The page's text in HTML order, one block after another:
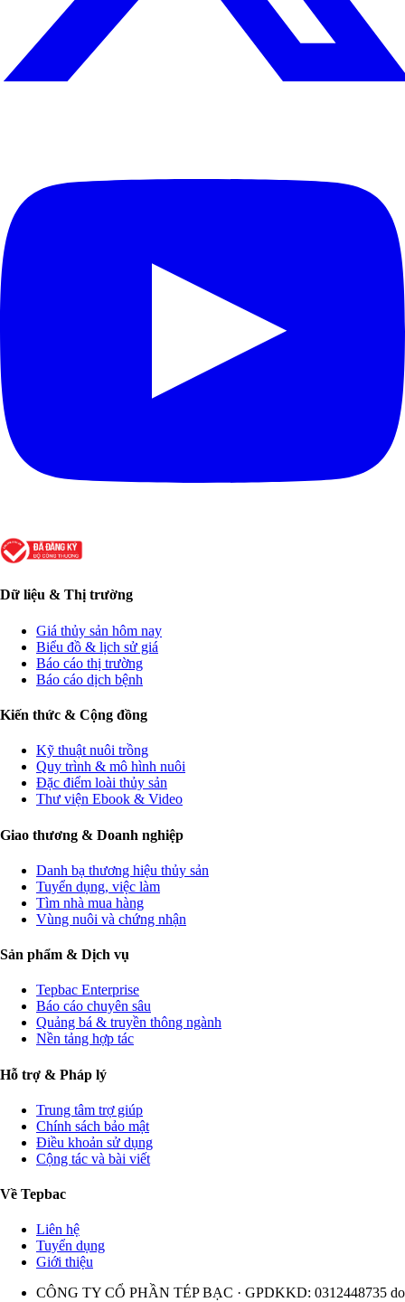
Dữ liệu & Thị trường
Giá thủy sản hôm nay
Biểu đồ & lịch sử giá
Báo cáo thị trường
Báo cáo dịch bệnh
Kiến thức & Cộng đồng
Kỹ thuật nuôi trồng
Quy trình & mô hình nuôi
Đặc điểm loài thủy sản
Thư viện Ebook & Video
Giao thương & Doanh nghiệp
Danh bạ thương hiệu thủy sản
Tuyển dụng, việc làm
Tìm nhà mua hàng
Vùng nuôi và chứng nhận
Sản phẩm & Dịch vụ
Tepbac Enterprise
Báo cáo chuyên sâu
Quảng bá & truyền thông ngành
Nền tảng hợp tác
Hỗ trợ & Pháp lý
Trung tâm trợ giúp
Chính sách bảo mật
Điều khoản sử dụng
Cộng tác và bài viết
Về Tepbac
Liên hệ
Tuyển dụng
Giới thiệu
CÔNG TY CỔ PHẦN TÉP BẠC · GPDKKD: 0312448735 do